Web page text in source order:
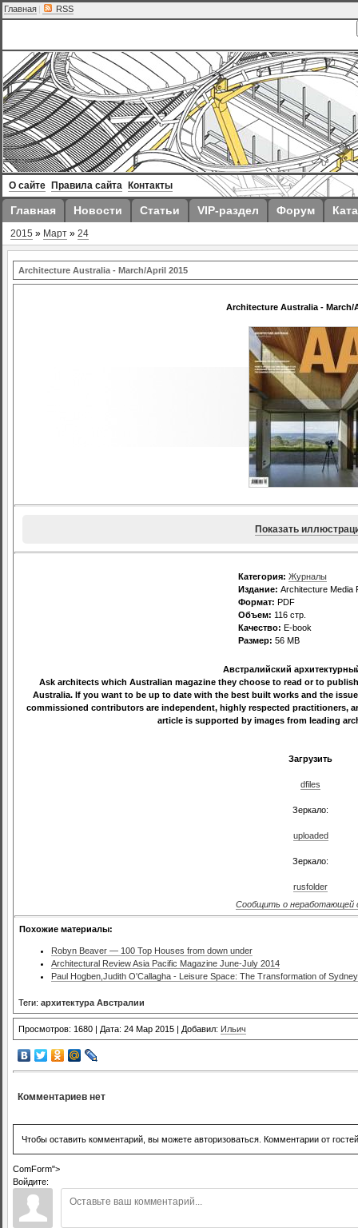
Главная | RSS
О сайте Правила сайта Контакты
Главная Новости Статьи VIP-раздел Форум
2015 » Март » 24
Architecture Australia - March/April 2015
Architecture Australia - March/
Показать
Категория: Журналы
Издание: Architecture Media
Формат: PDF
Объем: 116 стр.
Качество: E-book
Размер: 56 MB
Австралийский
Ask architects which Australian magazine they choose to read or to
Australia. If you want to be up to date with the best built works and the
commissioned contributors are independent, highly respected practitioners,
article is supported by images from leading
Загрузить
dfiles
Зеркало:
uploaded
Зеркало:
rusfolder
Сообщить о неработающей
Похожие материалы:
Robyn Beaver — 100 Top Houses from down under
Architectural Review Asia Pacific Magazine June-July 2014
Paul Hogben,Judith O'Callagha - Leisure Space: The Transformation of
Теги: архитектура Австралии
Просмотров: 1680 | Дата: 24 Мар 2015 | Добавил: Ильич
Комментариев нет
Чтобы оставить комментарий, вы можете авторизоваться. Комментарии от
ComForm">
Войдите: